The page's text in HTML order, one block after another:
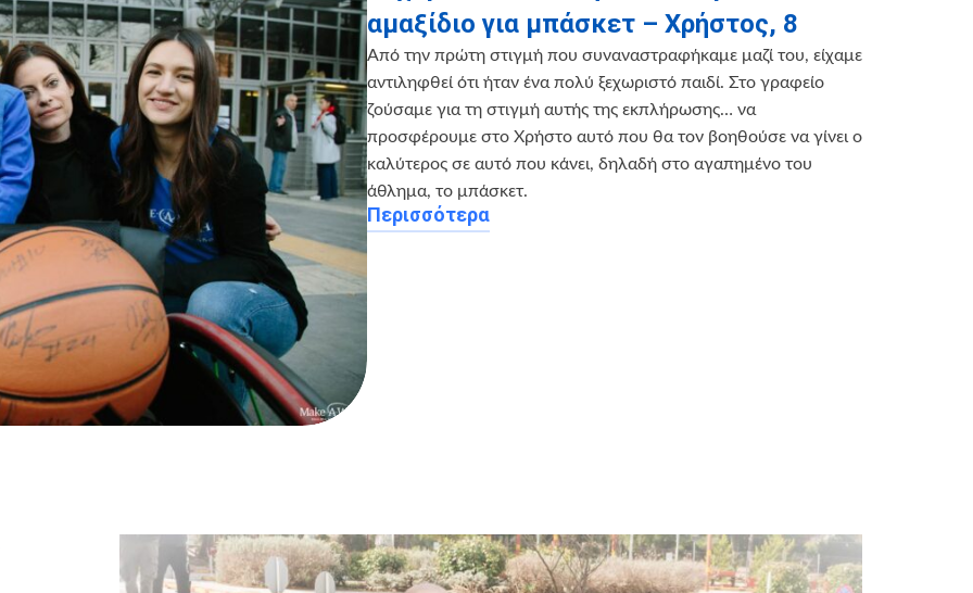
αμαξίδιο για μπάσκετ – Χρήστος, 8
Από την πρώτη στιγμή που συναναστραφήκαμε μαζί του, είχαμε
αντιληφθεί ότι ήταν ένα πολύ ξεχωριστό παιδί. Στο γραφείο
ζούσαμε για τη στιγμή αυτής της εκπλήρωσης… να
προσφέρουμε στο Χρήστο αυτό που θα τον βοηθούσε να γίνει ο
καλύτερος σε αυτό που κάνει, δηλαδή στο αγαπημένο του
άθλημα, το μπάσκετ.
Περισσότερα